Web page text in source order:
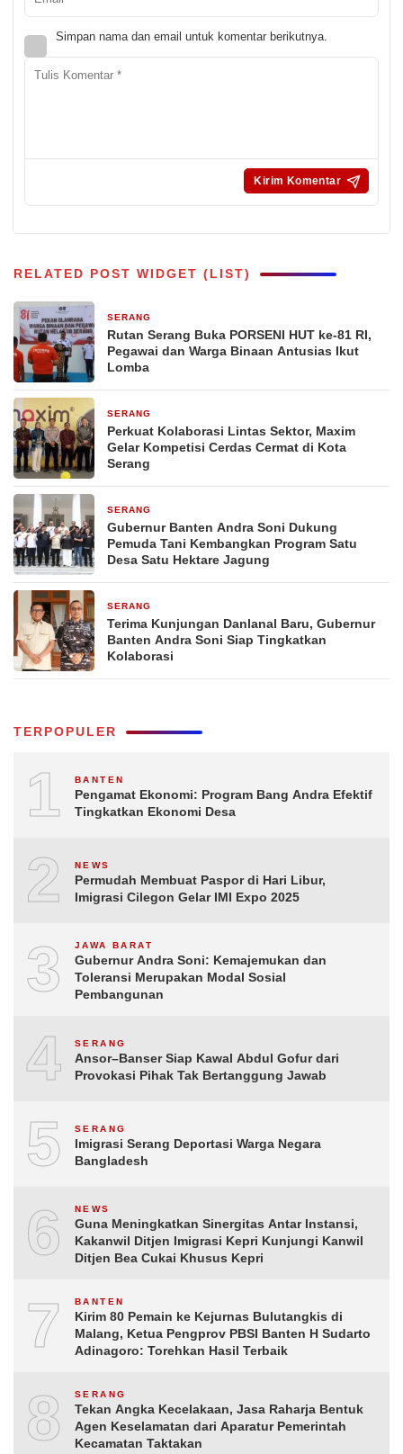
Simpan nama dan email untuk komentar berikutnya.
RELATED POST WIDGET (LIST)
SERANG
Rutan Serang Buka PORSENI HUT ke-81 RI,
Pegawai dan Warga Binaan Antusias Ikut
Lomba
SERANG
Perkuat Kolaborasi Lintas Sektor, Maxim
Gelar Kompetisi Cerdas Cermat di Kota
Serang
SERANG
Gubernur Banten Andra Soni Dukung
Pemuda Tani Kembangkan Program Satu
Desa Satu Hektare Jagung
SERANG
Terima Kunjungan Danlanal Baru, Gubernur
Banten Andra Soni Siap Tingkatkan
Kolaborasi
TERPOPULER
1 BANTEN
Pengamat Ekonomi: Program Bang Andra Efektif
Tingkatkan Ekonomi Desa
2 NEWS
Permudah Membuat Paspor di Hari Libur,
Imigrasi Cilegon Gelar IMI Expo 2025
3 JAWA BARAT
Gubernur Andra Soni: Kemajemukan dan
Toleransi Merupakan Modal Sosial
Pembangunan
4 SERANG
Ansor–Banser Siap Kawal Abdul Gofur dari
Provokasi Pihak Tak Bertanggung Jawab
5 SERANG
Imigrasi Serang Deportasi Warga Negara
Bangladesh
6 NEWS
Guna Meningkatkan Sinergitas Antar Instansi,
Kakanwil Ditjen Imigrasi Kepri Kunjungi Kanwil
Ditjen Bea Cukai Khusus Kepri
7 BANTEN
Kirim 80 Pemain ke Kejurnas Bulutangkis di
Malang, Ketua Pengprov PBSI Banten H Sudarto
Adinagoro: Torehkan Hasil Terbaik
8 SERANG
Tekan Angka Kecelakaan, Jasa Raharja Bentuk
Agen Keselamatan dari Aparatur Pemerintah
Kecamatan Taktakan